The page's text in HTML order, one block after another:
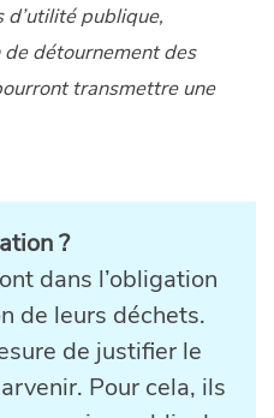
d’utilité publique,
détournement des
transmettre une
?
dans l’obligation
de leurs déchets.
de justifier le
Pour cela, ils